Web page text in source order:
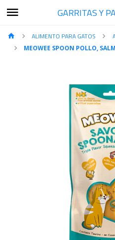
GARRITAS Y
ALIMENTO PARA GATOS
MEOWEE SPOON POLLO,